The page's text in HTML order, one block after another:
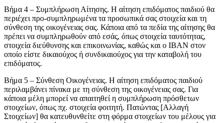
Βήμα 4 – Συμπλήρωση Αίτησης. Η αίτηση επιδόματος παιδιού θα
περιέχει προ-συμπληρωμένα τα προσωπικά σας στοιχεία και τη
σύνθεση της οικογένειας σας. Κάποια από τα πεδία της αίτησης θα
πρέπει να συμπληρωθούν από εσάς, όπως στοιχεία ταυτότητας,
στοιχεία διεύθυνσης και επικοινωνίας, καθώς και o ΙΒΑΝ στον
οποίο είστε δικαιούχος ή συνδικαιούχος για την καταβολή του
επιδόματος.
Βήμα 5 – Σύνθεση Οικογένειας. Η αίτηση επιδόματος παιδιού
περιλαμβάνει πίνακα με τη σύνθεση της οικογένειας σας. Για
κάποια μέλη μπορεί να απαιτηθεί η συμπλήρωση πρόσθετων
στοιχείων, όπως πχ. στοιχεία φοιτητή. Πατώντας [Αλλαγή
Στοιχείων] θα κατευθυνθείτε στη φόρμα στοιχείων του μέλους για